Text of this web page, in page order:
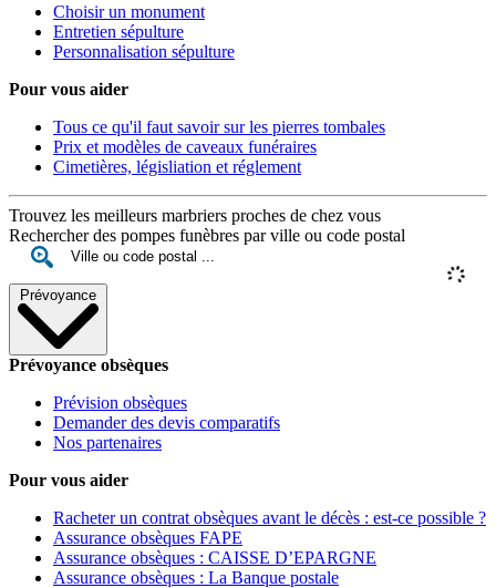
Choisir un monument
Entretien sépulture
Personnalisation sépulture
Pour vous aider
Tous ce qu'il faut savoir sur les pierres tombales
Prix et modèles de caveaux funéraires
Cimetières, législiation et réglement
Trouvez les meilleurs marbriers proches de chez vous
Rechercher des pompes funèbres par ville ou code postal
Prévoyance
Prévoyance obsèques
Prévision obsèques
Demander des devis comparatifs
Nos partenaires
Pour vous aider
Racheter un contrat obsèques avant le décès : est-ce possible ?
Assurance obsèques FAPE
Assurance obsèques : CAISSE D’EPARGNE
Assurance obsèques : La Banque postale